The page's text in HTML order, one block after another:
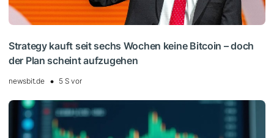
Strategy kauft seit sechs Wochen keine Bitcoin – doch
der Plan scheint aufzugehen
newsbit.de 5 S vor